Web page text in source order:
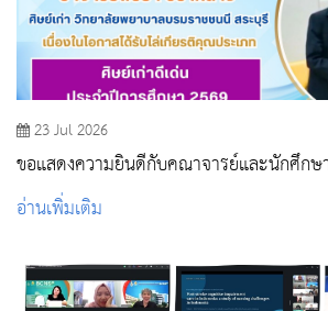
23 Jul 2026
ขอแสดงความยินดีกับคณาจารย์และนักศึกษ
รางวัลในพิธีไหว้ครู สถาบันพระบรมราชชนก
2569
อ่านเพิ่มเติม